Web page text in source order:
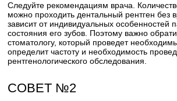
Следуйте рекомендациям врача.
можно проходить дентальный рентген без
зависит от индивидуальных особенностей
состояния его зубов. Поэтому важно
стоматологу, который проведет
определит частоту и необходимость
рентгенологического обследования.
СОВЕТ №2